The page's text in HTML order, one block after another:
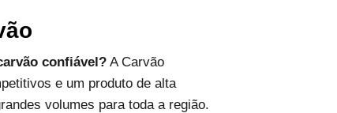
confiável?A Carvão
e um produto de alta
volumes para toda a região.